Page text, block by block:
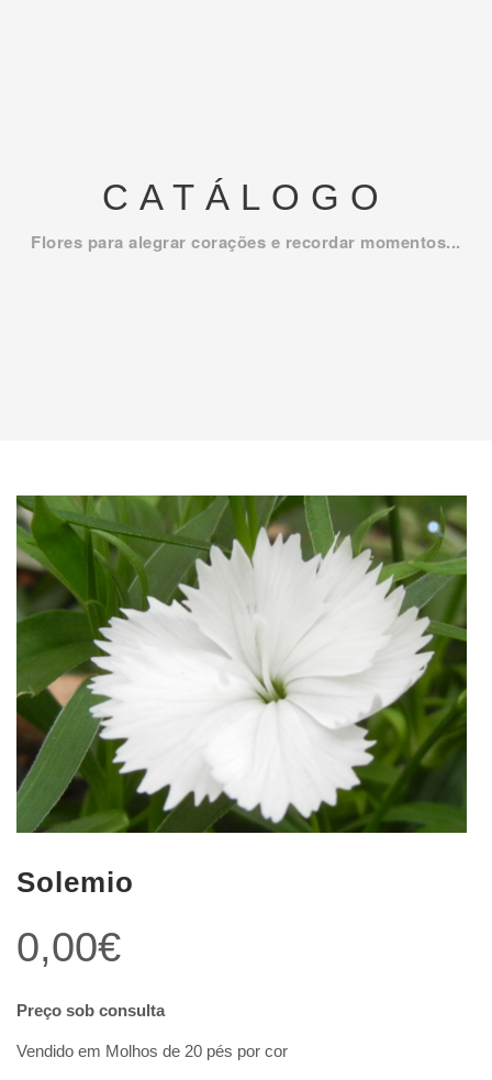
CATÁLOGO
Flores para alegrar corações e recordar momentos...
Solemio
0,00€
Preço sob consulta
Vendido em Molhos de 20 pés por cor